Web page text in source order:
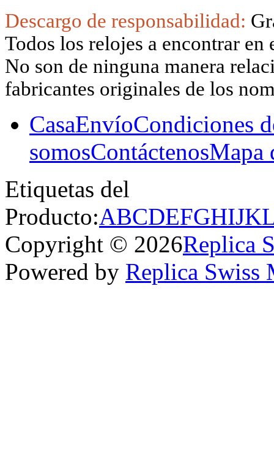
Descargo de responsabilidad:
Todos los relojes a encontrar
No son de ninguna manera
fabricantes originales de los
CasaEnvíoCondiciones
somosContáctenosMapa
Etiquetas del
Producto:ABCDEFGHIJK
Copyright © 2026Replica
Powered by Replica Swiss